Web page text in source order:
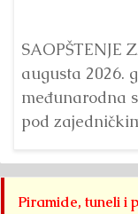
SAOPŠTENJE
augusta 2026.
međunarodna
pod
Piramide, tuneli i